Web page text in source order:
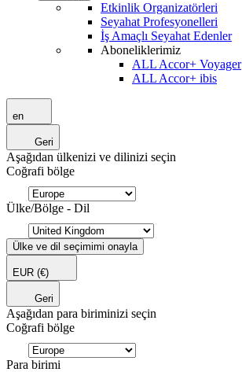
Etkinlik Organizatörleri
Seyahat Profesyonelleri
İş Amaçlı Seyahat Edenler
Aboneliklerimiz
ALL Accor+ Voyager
ALL Accor+ ibis
en
Geri
Aşağıdan ülkenizi ve dilinizi seçin
Coğrafi bölge
Ülke/Bölge - Dil
Ülke ve dil seçimimi onayla
EUR (€)
Geri
Aşağıdan para biriminizi seçin
Coğrafi bölge
Para birimi